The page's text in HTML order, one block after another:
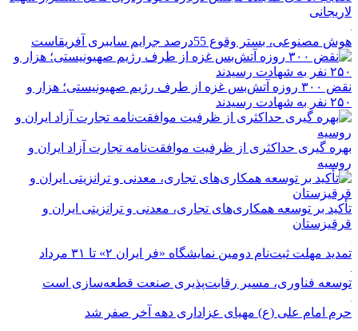
لاریجانی
هوش مصنوعی، بستر وقوع 55درصد جرایم سایبری آفریقاست
نقض ۳۰۰ روزه آتش‌بس غزه از طرف رژیم صهیونیستی؛ هزار و
۲۵۰ نفر به شهادت رسیدند
بهره گیری حداکثری از ظرفیت موافقت‌نامه تجارت آزاد ایران و
روسیه
تأکید بر توسعه همکاری‌های تجاری، معدنی و ترانزیتی ایران و
قرقیزستان
تمدید مهلت ثبت‌نام دومین نمایشگاه «فر ایران ۲» تا ۳۱ مرداد
توسعه فناوری، مسیر رقابت‌پذیری صنعت قطعه‌سازی است
حرم امام علی (ع) مهیای عزاداری دهه آخر صفر شد